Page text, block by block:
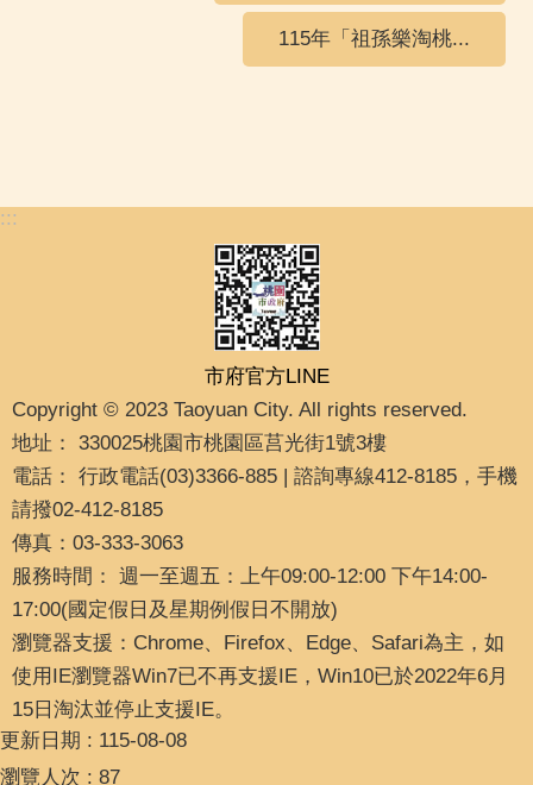
115年「祖孫樂淘桃...
:::
市府官方LINE
Copyright © 2023 Taoyuan City. All rights reserved.
地址： 330025桃園市桃園區莒光街1號3樓
電話： 行政電話(03)3366-885 | 諮詢專線412-8185，手機
請撥02-412-8185
傳真：03-333-3063
服務時間： 週一至週五：上午09:00-12:00 下午14:00-
17:00(國定假日及星期例假日不開放)
瀏覽器支援：Chrome、Firefox、Edge、Safari為主，如
使用IE瀏覽器Win7已不再支援IE，Win10已於2022年6月
15日淘汰並停止支援IE。
更新日期
115-08-08
瀏覽人次
87